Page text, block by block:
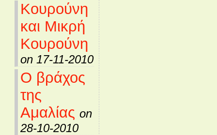
Κουρούνη
και Μικρή
Κουρούνη
on 17-11-2010
Ο βράχος
της
Αμαλίας on
28-10-2010